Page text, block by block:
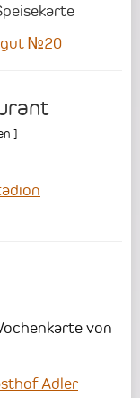
№20
]
von
Adler